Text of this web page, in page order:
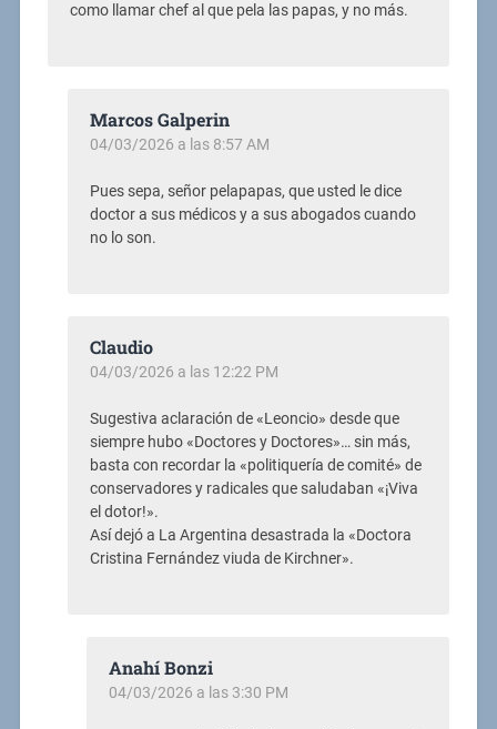
como llamar chef al que pela las papas, y no más.
Marcos Galperin
04/03/2026 a las 8:57 AM
Pues sepa, señor pelapapas, que usted le dice
doctor a sus médicos y a sus abogados cuando
no lo son.
Claudio
04/03/2026 a las 12:22 PM
Sugestiva aclaración de «Leoncio» desde que
siempre hubo «Doctores y Doctores»… sin más,
basta con recordar la «politiquería de comité» de
conservadores y radicales que saludaban «¡Viva
el dotor!».
Así dejó a La Argentina desastrada la «Doctora
Cristina Fernández viuda de Kirchner».
Anahí Bonzi
04/03/2026 a las 3:30 PM